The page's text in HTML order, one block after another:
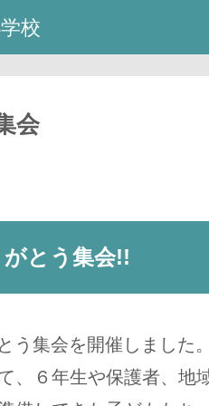
校
会
とう集会!!
う集会を開催しました
、６年生や保護者、地